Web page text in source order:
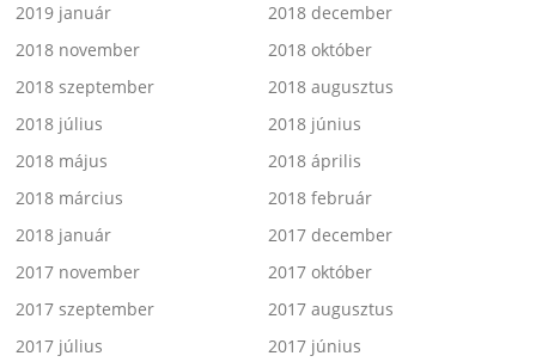
2019 január
2018 december
2018 november
2018 október
2018 szeptember
2018 augusztus
2018 július
2018 június
2018 május
2018 április
2018 március
2018 február
2018 január
2017 december
2017 november
2017 október
2017 szeptember
2017 augusztus
2017 július
2017 június